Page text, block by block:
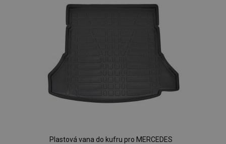
Plastová vana do kufru pro MERCEDES